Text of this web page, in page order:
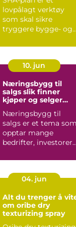
lovpålagt verktøy
som skal sikre
tryggere bygge- og
10. jun
Næringsbygg til
salgs slik finner
kjøper og selger
Næringsbygg til
salgs er et tema som
opptar mange
bedrifter, investorer
ta god...
04. jun
Alt du trenger å
om oribe dry
texturizing spray